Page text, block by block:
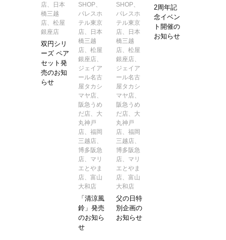
店、日本
橋三越
店、松屋
銀座店
双円シリ
ーズ ペア
セット発
売のお知
らせ
SHOP、
パレスホ
テル東京
店、日本
橋三越
店、松屋
銀座店、
ジェイア
ール名古
屋タカシ
マヤ店、
阪急うめ
だ店、大
丸神戸
店、福岡
三越店、
博多阪急
店、マリ
エとやま
店、富山
大和店
「清涼風
鈴」発売
のお知ら
せ
SHOP、
パレスホ
テル東京
店、日本
橋三越
店、松屋
銀座店、
ジェイア
ール名古
屋タカシ
マヤ店、
阪急うめ
だ店、大
丸神戸
店、福岡
三越店、
博多阪急
店、マリ
エとやま
店、富山
大和店
父の日特
別企画の
お知らせ
2周年記
念イベン
ト開催の
お知らせ